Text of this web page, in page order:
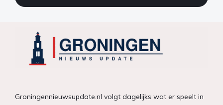
Groningennieuwsupdate.nl volgt dagelijks wat er speelt in